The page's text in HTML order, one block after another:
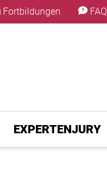
Fortbildungen FAQ
EXPERTENJURY